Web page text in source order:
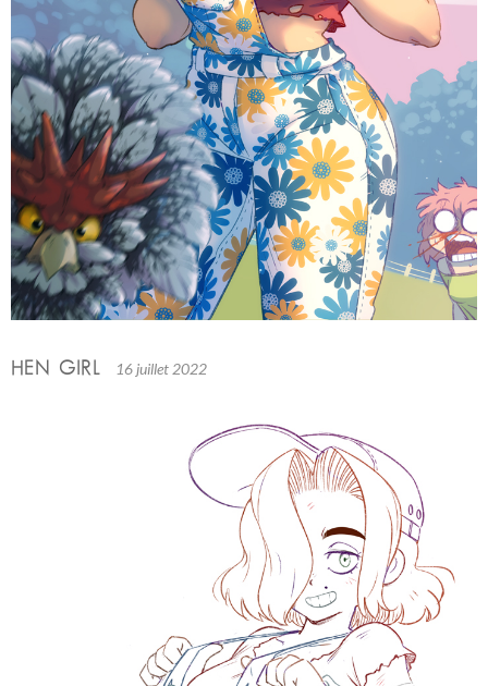
HEN GIRL 16 juillet 2022